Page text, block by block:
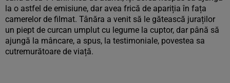
la o astfel de emisiune, dar avea frică de apariția în fața
camerelor de filmat. Tânăra a venit să le gătească juraților
un piept de curcan umplut cu legume la cuptor, dar până să
ajungă la mâncare, a spus, la testimoniale, povestea sa
cutremurătoare de viață.